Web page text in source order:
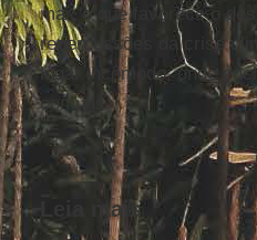
mar, o que favorece o
repercussões da crise
lugar incômodo, onde
comuns.
Leia mais